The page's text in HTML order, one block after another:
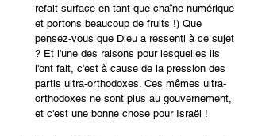
refait surface en tant que chaîne numérique
et portons beaucoup de fruits !) Que
pensez-vous que Dieu a ressenti à ce sujet
? Et l'une des raisons pour lesquelles ils
l'ont fait, c'est à cause de la pression des
partis ultra-orthodoxes. Ces mêmes ultra-
orthodoxes ne sont plus au gouvernement,
et c'est une bonne chose pour Israël !